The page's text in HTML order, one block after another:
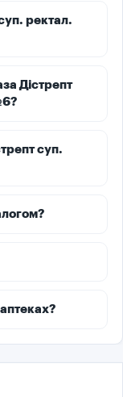
ректал.
Дістрепт
суп.
аптеках?